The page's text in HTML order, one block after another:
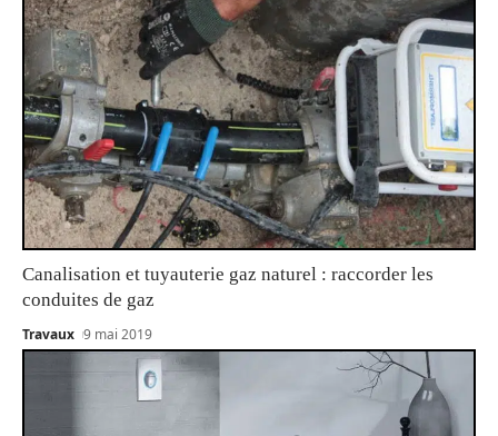
Canalisation et tuyauterie gaz naturel : raccorder les
conduites de gaz
Travaux 9 mai 2019